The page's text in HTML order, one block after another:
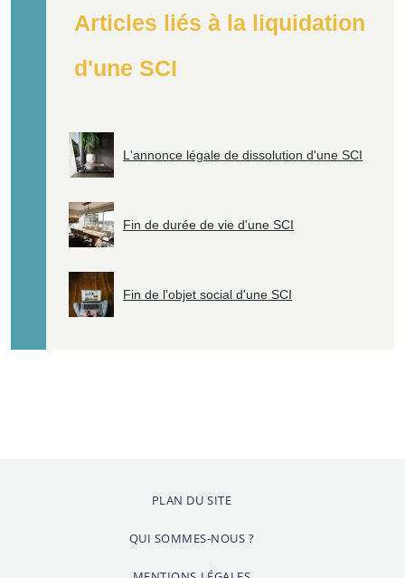
Articles liés à la liquidation
d'une SCI
L'annonce légale de dissolution d'une SCI
Fin de durée de vie d'une SCI
Fin de l'objet social d'une SCI
PLAN DU SITE
QUI SOMMES-NOUS ?